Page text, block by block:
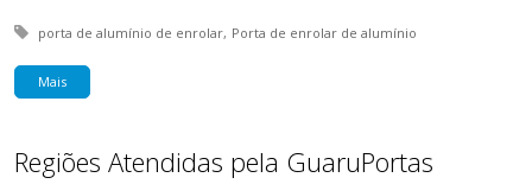
Tagged with:
porta de alumínio de enrolar Porta de enrolar de alumínio
Mais
Regiões Atendidas pela GuaruPortas